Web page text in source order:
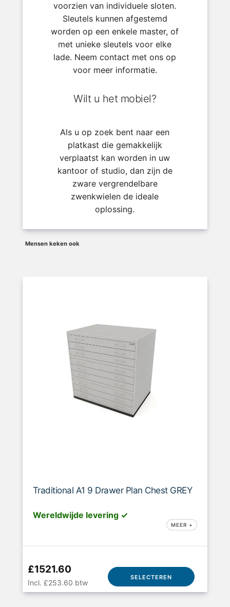
voorzien van individuele sloten.
Sleutels kunnen afgestemd
worden op een enkele master, of
met unieke sleutels voor elke
lade. Neem contact met ons op
voor meer informatie.
Wilt u het mobiel?
Als u op zoek bent naar een
platkast die gemakkelijk
verplaatst kan worden in uw
kantoor of studio, dan zijn de
zware vergrendelbare
zwenkwielen de ideale
oplossing.
Mensen keken ook
Traditional A1 9 Drawer Plan Chest GREY
Wereldwijde levering ✓
MEER +
£1521.60
Incl. £253.60 btw
SELECTEREN